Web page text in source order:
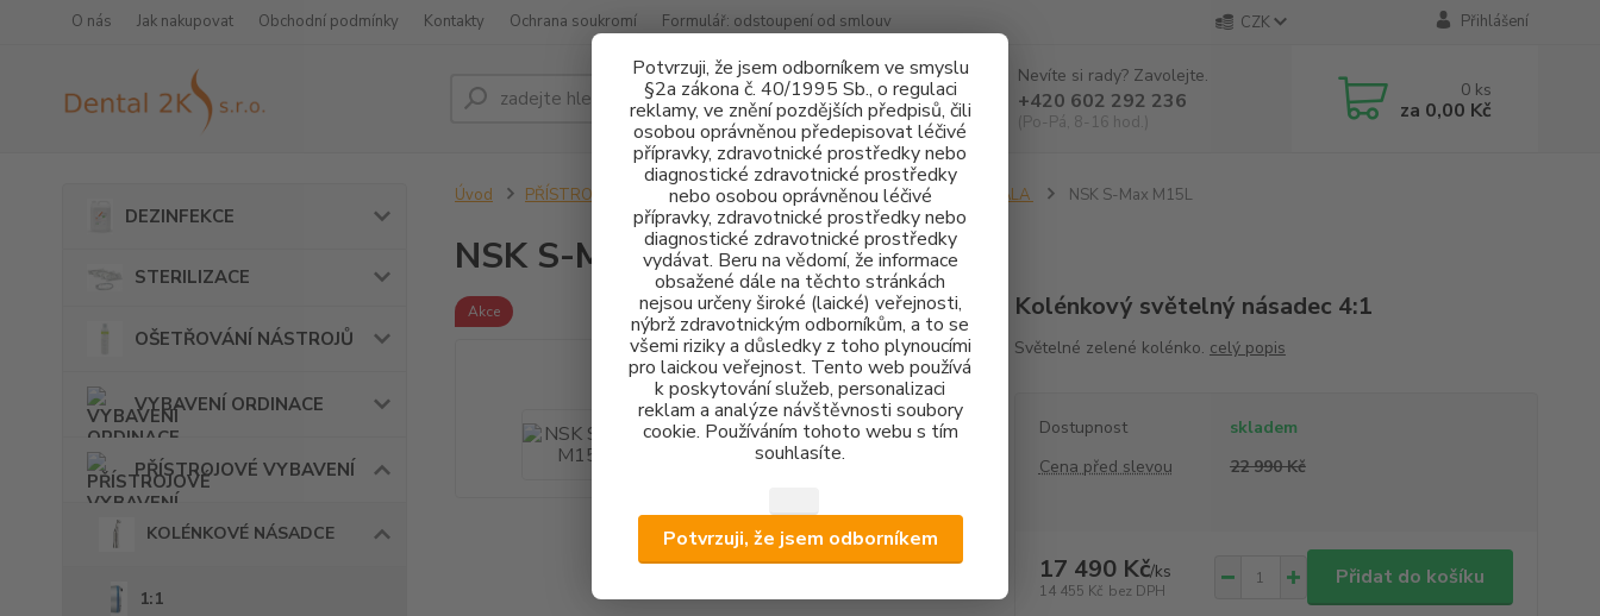
Potvrzuji, že jsem odborníkem ve smyslu
§2a zákona č. 40/1995 Sb., o regulaci
reklamy, ve znění pozdějších předpisů, čili
osobou oprávněnou předepisovat léčivé
přípravky, zdravotnické prostředky nebo
diagnostické zdravotnické prostředky
nebo osobou oprávněnou léčivé
přípravky, zdravotnické prostředky nebo
diagnostické zdravotnické prostředky
vydávat. Beru na vědomí, že informace
obsažené dále na těchto stránkách
nejsou určeny široké (laické) veřejnosti,
nýbrž zdravotnickým odborníkům, a to se
všemi riziky a důsledky z toho plynoucími
pro laickou veřejnost. Tento web používá
k poskytování služeb, personalizaci
reklam a analýze návštěvnosti soubory
cookie. Používáním tohoto webu s tím
souhlasíte.
Potvrzuji, že jsem odborníkem
O nás Jak nakupovat Obchodní podmínky Kontakty Ochrana soukromí Formulář: odstoupení od smlouv CZK Přihlášení
Hledat
Nevíte si rady? Zavolejte.
+420 602 292 236
(Po-Pá, 8-16 hod.)
0 ks
za 0,00 Kč
DEZINFEKCE
STERILIZACE
OŠETŘOVÁNÍ NÁSTROJŮ
VYBAVENÍ ORDINACE
PŘÍSTROJOVÉ VYBAVENÍ
KOLÉNKOVÉ NÁSADCE
1:1
Úvod PŘÍSTROJOVÉ VYBAVENÍ KOLÉNKOVÉ NÁSADCE DO POMALA NSK S-Max M15L
NSK S-Max M15L
Akce Kolénkový světelný násadec 4:1
Světelné zelené kolénko. celý popis
Dostupnost
skladem
Cena před slevou
22 990 Kč
17 490 Kč/ks
14 455 Kč bez DPH
Přidat do košíku